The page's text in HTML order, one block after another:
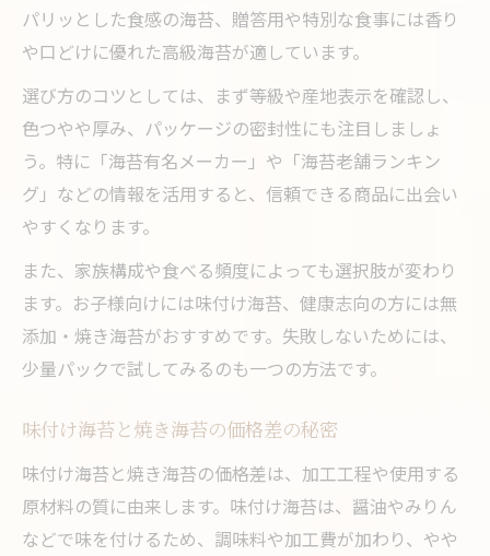
パリッとした食感の海苔、贈答用や特別な食事には香り
や口どけに優れた高級海苔が適しています。
選び方のコツとしては、まず等級や産地表示を確認し、
色つやや厚み、パッケージの密封性にも注目しましょ
う。特に「海苔有名メーカー」や「海苔老舗ランキン
グ」などの情報を活用すると、信頼できる商品に出会い
やすくなります。
また、家族構成や食べる頻度によっても選択肢が変わり
ます。お子様向けには味付け海苔、健康志向の方には無
添加・焼き海苔がおすすめです。失敗しないためには、
少量パックで試してみるのも一つの方法です。
味付け海苔と焼き海苔の価格差の秘密
味付け海苔と焼き海苔の価格差は、加工工程や使用する
原材料の質に由来します。味付け海苔は、醤油やみりん
などで味を付けるため、調味料や加工費が加わり、やや